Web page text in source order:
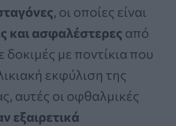
, οι οποίες είναι
και ασφαλέστερες από
δοκιμές με ποντίκια που
εκφύλιση της
αυτές οι οφθαλμικές
εξαιρετικά